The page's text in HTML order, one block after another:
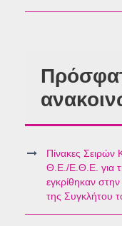
Πίνακες
Θ.Ε./Ε.Θ.Ε. για
εγκρίθηκαν
της Συγκλήτου